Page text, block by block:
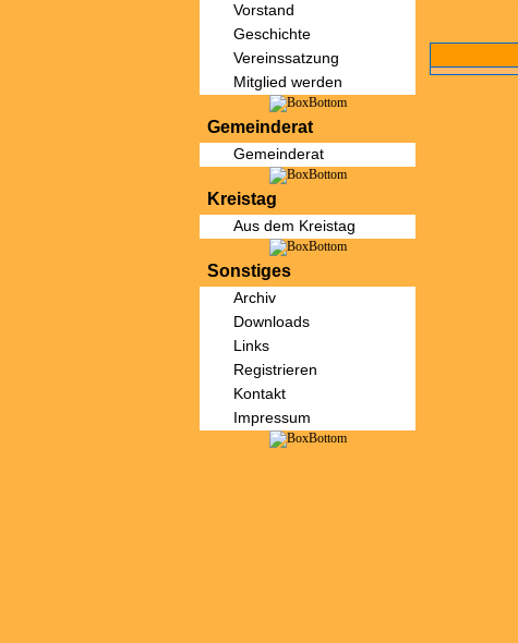
Vorstand
Geschichte
Vereinssatzung
Mitglied werden
Gemeinderat
Gemeinderat
Kreistag
Aus dem Kreistag
Sonstiges
Archiv
Downloads
Links
Registrieren
Kontakt
Impressum